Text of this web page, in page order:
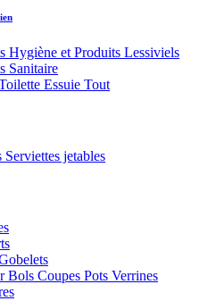
Hygiène et Produits Lessiviels
Sanitaire
Essuie Tout
Serviettes jetables
Bols Coupes Pots Verrines